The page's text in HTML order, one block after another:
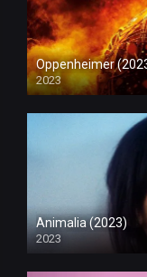
Oppenheimer
2023
Animalia (2023)
2023